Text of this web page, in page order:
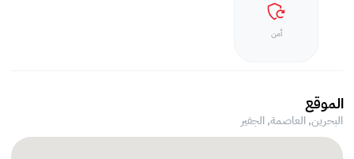
أمن
الموقع
البحرين, العاصمة,الجفير